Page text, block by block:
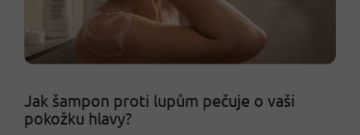
Jak šampon proti lupům pečuje o vaši
pokožku hlavy?